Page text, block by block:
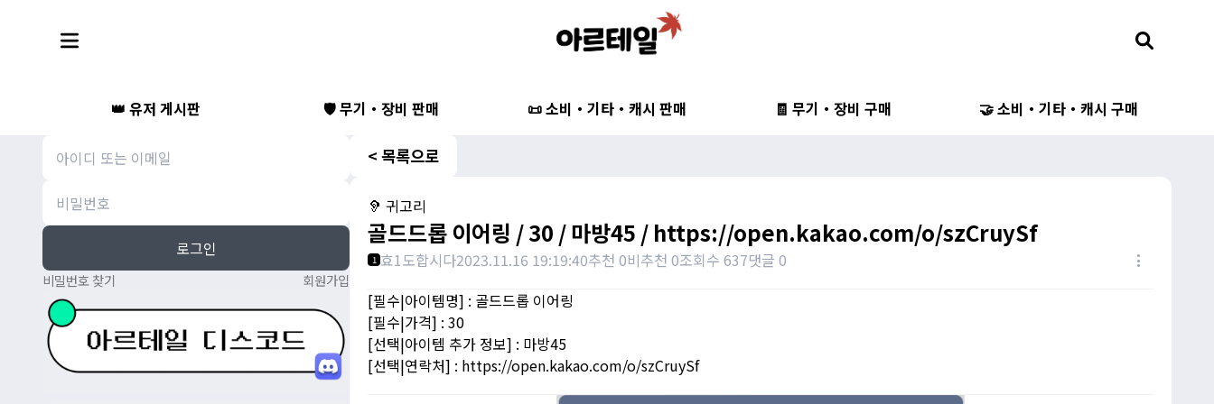
👑 유저 게시판 🛡️ 무기・장비 판매 📜 소비・기타・캐시 판매 🧾 무기・장비 구매 🤝 소비・기타・캐시 구매
로그인
비밀번호 찾기 회원가입
< 목록으로
🦻 귀고리
골드드롭 이어링 / 30 / 마방45 / https://open.kakao.com/o/szCruySf
1 효1도합시다2023.11.16 19:19:40추천 0비추천 0조회수 637댓글 0
[필수|아이템명] : 골드드롭 이어링
[필수|가격] : 30
[선택|아이템 추가 정보] : 마방45
[선택|연락처] : https://open.kakao.com/o/szCruySf